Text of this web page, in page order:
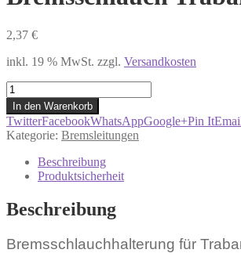
2,37 €
inkl. 19 % MwSt. zzgl. Versandkosten
Bremsschlauchhalter
Halter
Bremsschlauch
Trabant
601
Menge
In den Warenkorb
TwitterFacebookWhatsAppGoogle+Pin It
Kategorie: Bremsleitungen
Beschreibung
Produktsicherheit
Beschreibung
Bremsschlauchhalterung für